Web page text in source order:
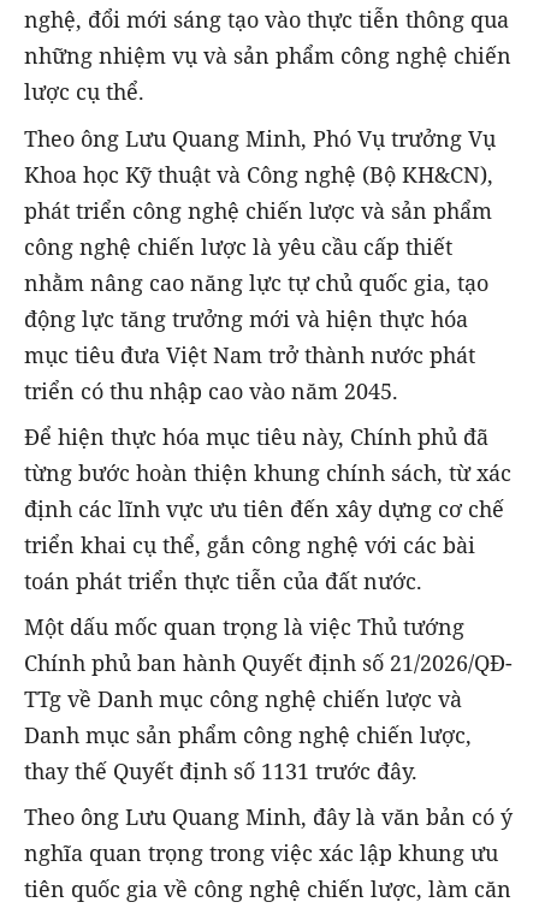
nghệ, đổi mới sáng tạo vào thực tiễn thông qua
những nhiệm vụ và sản phẩm công nghệ chiến
lược cụ thể.
Theo ông Lưu Quang Minh, Phó Vụ trưởng Vụ
Khoa học Kỹ thuật và Công nghệ (Bộ KH&CN),
phát triển công nghệ chiến lược và sản phẩm
công nghệ chiến lược là yêu cầu cấp thiết
nhằm nâng cao năng lực tự chủ quốc gia, tạo
động lực tăng trưởng mới và hiện thực hóa
mục tiêu đưa Việt Nam trở thành nước phát
triển có thu nhập cao vào năm 2045.
Để hiện thực hóa mục tiêu này, Chính phủ đã
từng bước hoàn thiện khung chính sách, từ xác
định các lĩnh vực ưu tiên đến xây dựng cơ chế
triển khai cụ thể, gắn công nghệ với các bài
toán phát triển thực tiễn của đất nước.
Một dấu mốc quan trọng là việc Thủ tướng
Chính phủ ban hành Quyết định số 21/2026/QĐ-
TTg về Danh mục công nghệ chiến lược và
Danh mục sản phẩm công nghệ chiến lược,
thay thế Quyết định số 1131 trước đây.
Theo ông Lưu Quang Minh, đây là văn bản có ý
nghĩa quan trọng trong việc xác lập khung ưu
tiên quốc gia về công nghệ chiến lược, làm căn